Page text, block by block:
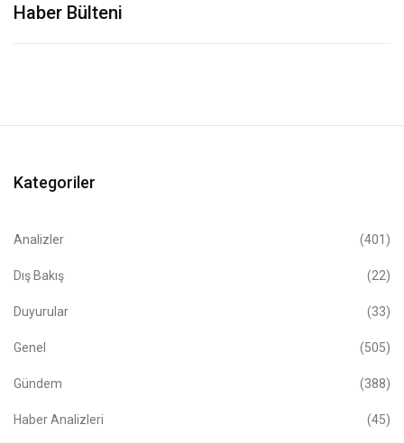
Haber Bülteni
Kategoriler
Analizler (401)
Dış Bakış (22)
Duyurular (33)
Genel (505)
Gündem (388)
Haber Analizleri (45)